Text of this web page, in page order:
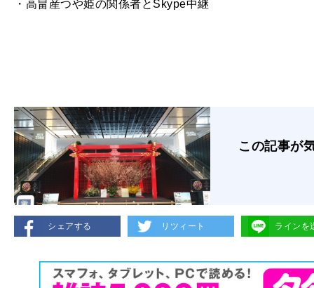
・高畠産つや姫の関係者とSkype中継
この記事が
シェアする リツィート ラインを